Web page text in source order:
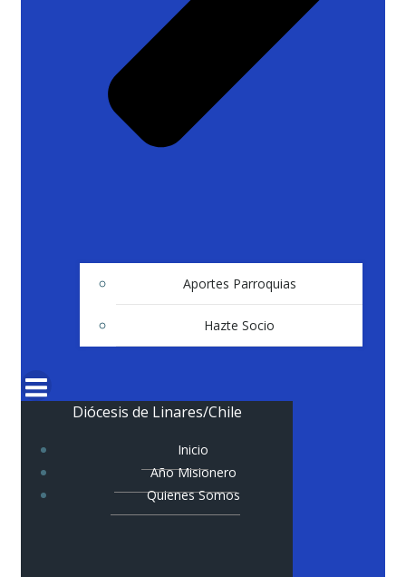
Aportes Parroquias
Hazte Socio
Diócesis de Linares/Chile
Inicio
Año Misionero
Quienes Somos